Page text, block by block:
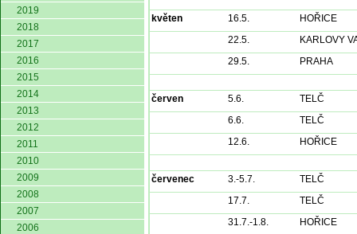
2019
2018
2017
2016
2015
2014
2013
2012
2011
2010
2009
2008
2007
2006
květen 16.5.
HOŘICE
22.5.
KARLOVY
29.5.
PRAHA
červen 5.6.
TELČ
6.6.
TELČ
12.6.
HOŘICE
červenec 3.-5.7.
TELČ
17.7.
TELČ
31.7.-1.8.
HOŘICE